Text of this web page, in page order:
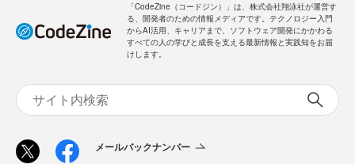
「CodeZine（コードジン）」は、株式会社翔泳社が運営す
る、開発者のための情報メディアです。テクノロジー入門
からAI活用、キャリアまで、ソフトウェア開発にかかわる
すべての人の学びと成長を支える最新情報と実践知をお届
けします。
メールバックナンバー